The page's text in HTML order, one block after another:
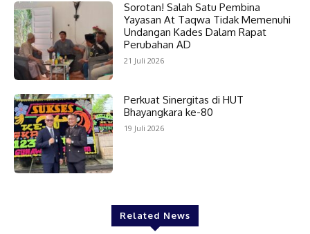
Sorotan! Salah Satu Pembina
Yayasan At Taqwa Tidak Memenuhi
Undangan Kades Dalam Rapat
Perubahan AD
21 Juli 2026
Perkuat Sinergitas di HUT
Bhayangkara ke-80
19 Juli 2026
Related News